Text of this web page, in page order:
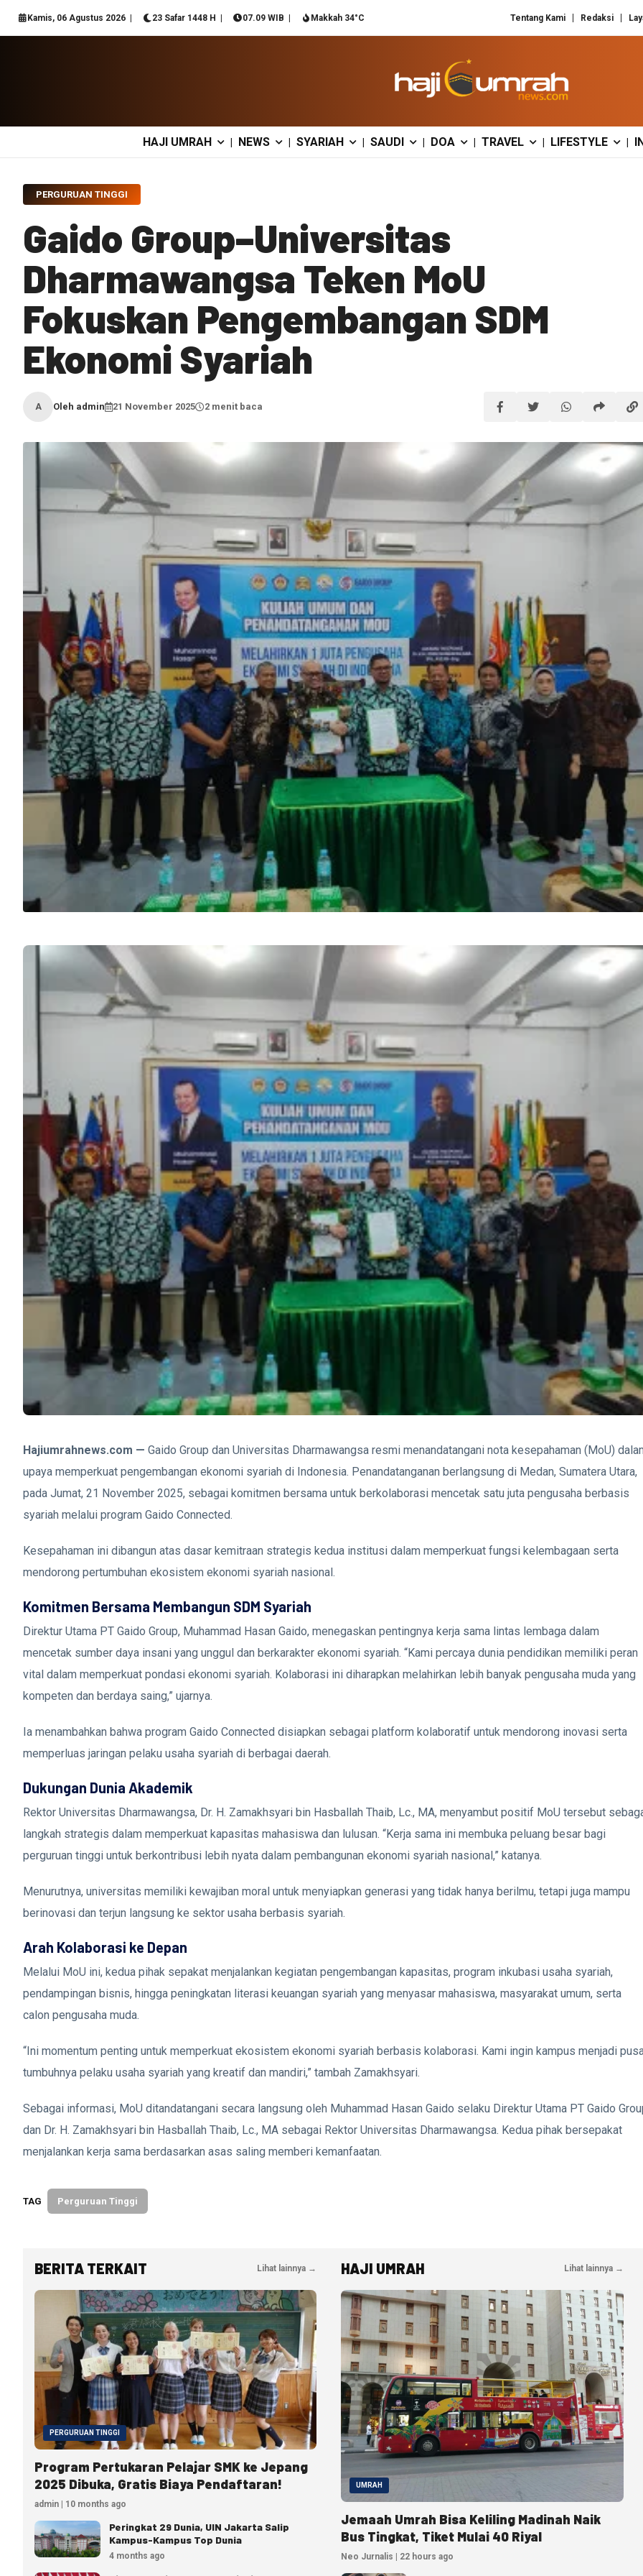
Kamis, 06 Agustus 2026 23 Safar 1448 H 07.09 WIB Makkah 34°C Tentang Kami Redaksi
HAJI UMRAH | NEWS | SYARIAH | SAUDI | DOA | TRAVEL | LIFESTYLE |
PERGURUAN TINGGI
Gaido Group–Universitas
Dharmawangsa Teken MoU
Fokuskan Pengembangan SDM
Ekonomi Syariah
A Oleh admin 21 November 2025 2 menit baca
Hajiumrahnews.com — Gaido Group dan Universitas Dharmawangsa resmi menandatangani nota kesepahaman (MoU)
upaya memperkuat pengembangan ekonomi syariah di Indonesia. Penandatanganan berlangsung di Medan, Sumatera Utara,
pada Jumat, 21 November 2025, sebagai komitmen bersama untuk berkolaborasi mencetak satu juta pengusaha berbasis
syariah melalui program Gaido Connected.
Kesepahaman ini dibangun atas dasar kemitraan strategis kedua institusi dalam memperkuat fungsi kelembagaan serta
mendorong pertumbuhan ekosistem ekonomi syariah nasional.
Komitmen Bersama Membangun SDM Syariah
Direktur Utama PT Gaido Group, Muhammad Hasan Gaido, menegaskan pentingnya kerja sama lintas lembaga dalam
mencetak sumber daya insani yang unggul dan berkarakter ekonomi syariah. “Kami percaya dunia pendidikan memiliki peran
vital dalam memperkuat pondasi ekonomi syariah. Kolaborasi ini diharapkan melahirkan lebih banyak pengusaha muda yang
kompeten dan berdaya saing,” ujarnya.
Ia menambahkan bahwa program Gaido Connected disiapkan sebagai platform kolaboratif untuk mendorong inovasi serta
memperluas jaringan pelaku usaha syariah di berbagai daerah.
Dukungan Dunia Akademik
Rektor Universitas Dharmawangsa, Dr. H. Zamakhsyari bin Hasballah Thaib, Lc., MA, menyambut positif MoU tersebut
langkah strategis dalam memperkuat kapasitas mahasiswa dan lulusan. “Kerja sama ini membuka peluang besar bagi
perguruan tinggi untuk berkontribusi lebih nyata dalam pembangunan ekonomi syariah nasional,” katanya.
Menurutnya, universitas memiliki kewajiban moral untuk menyiapkan generasi yang tidak hanya berilmu, tetapi juga mampu
berinovasi dan terjun langsung ke sektor usaha berbasis syariah.
Arah Kolaborasi ke Depan
Melalui MoU ini, kedua pihak sepakat menjalankan kegiatan pengembangan kapasitas, program inkubasi usaha syariah,
pendampingan bisnis, hingga peningkatan literasi keuangan syariah yang menyasar mahasiswa, masyarakat umum, serta
calon pengusaha muda.
“Ini momentum penting untuk memperkuat ekosistem ekonomi syariah berbasis kolaborasi. Kami ingin kampus menjadi
tumbuhnya pelaku usaha syariah yang kreatif dan mandiri,” tambah Zamakhsyari.
Sebagai informasi, MoU ditandatangani secara langsung oleh Muhammad Hasan Gaido selaku Direktur Utama PT Gaido
dan Dr. H. Zamakhsyari bin Hasballah Thaib, Lc., MA sebagai Rektor Universitas Dharmawangsa. Kedua pihak bersepakat
menjalankan kerja sama berdasarkan asas saling memberi kemanfaatan.
TAG Perguruan Tinggi
BERITA TERKAIT Lihat lainnya →
PERGURUAN TINGGI
Program Pertukaran Pelajar SMK ke Jepang
2025 Dibuka, Gratis Biaya Pendaftaran!
admin | 10 months ago
Peringkat 29 Dunia, UIN Jakarta Salip
Kampus-Kampus Top Dunia
4 months ago
HAJI UMRAH Lihat lainnya →
UMRAH
Jemaah Umrah Bisa Keliling Madinah Naik
Bus Tingkat, Tiket Mulai 40 Riyal
Neo Jurnalis | 22 hours ago